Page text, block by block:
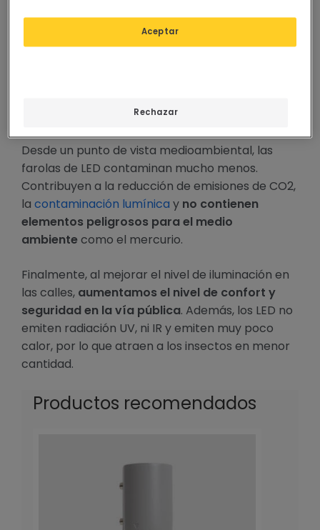
o bombillas de vapor de sodio (aquí tenemos una
comparativa de las diferentestecnologías de
Desde un punto de vista medioambiental, las
farolas de LED contaminan mucho menos.
Contribuyen a la reducción de emisiones de CO2,
la contaminación lumínica y no contienen
elementos peligrosos para el medio
ambiente como el mercurio.
Finalmente, al mejorar el nivel de iluminación en
las calles, aumentamos el nivel de confort y
seguridad en la vía pública. Además, los LED no
emiten radiación UV, ni IR y emiten muy poco
calor, por lo que atraen a los insectos en menor
cantidad.
Productos recomendados
Rechazar
Aceptar